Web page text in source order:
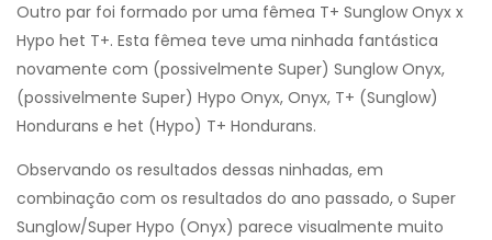
Outro par foi formado por uma fêmea T+ Sunglow Onyx x
Hypo het T+. Esta fêmea teve uma ninhada fantástica
novamente com (possivelmente Super) Sunglow Onyx,
(possivelmente Super) Hypo Onyx, Onyx, T+ (Sunglow)
Hondurans e het (Hypo) T+ Hondurans.
Observando os resultados dessas ninhadas, em
combinação com os resultados do ano passado, o Super
Sunglow/Super Hypo (Onyx) parece visualmente muito